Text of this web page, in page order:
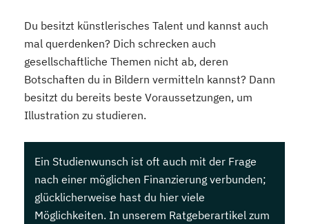
Du besitzt künstlerisches Talent und kannst auch
mal querdenken? Dich schrecken auch
gesellschaftliche Themen nicht ab, deren
Botschaften du in Bildern vermitteln kannst? Dann
besitzt du bereits beste Voraussetzungen, um
Illustration zu studieren.
Ein Studienwunsch ist oft auch mit der Frage
nach einer möglichen Finanzierung verbunden;
glücklicherweise hast du hier viele
Möglichkeiten. In unserem Ratgeberartikel zum